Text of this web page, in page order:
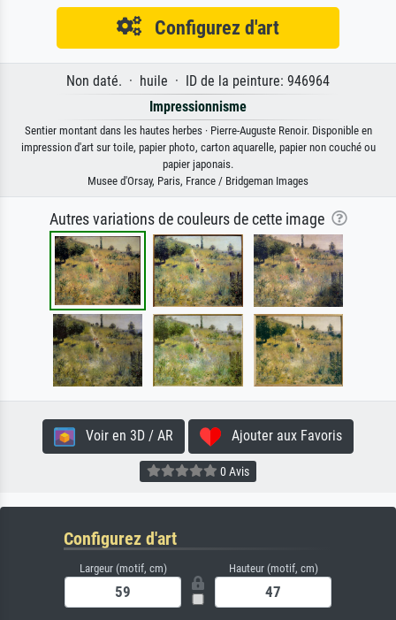
Configurez d'art
Non daté. · huile · ID de la peinture: 946964
Impressionnisme
Sentier montant dans les hautes herbes · Pierre-Auguste Renoir. Disponible en
impression d'art sur toile, papier photo, carton aquarelle, papier non couché ou
papier japonais.
Musee d'Orsay, Paris, France / Bridgeman Images
Autres variations de couleurs de cette image
Voir en 3D / AR Ajouter aux Favoris
0 Avis
Configurez d'art
Largeur (motif, cm) Hauteur (motif, cm)